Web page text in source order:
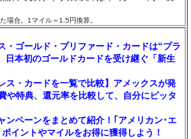
場合。1マイル＝1.5円換算。
・ゴールド・プリファード・カードは“プラ
日本初のゴールドカードを受け継ぐ「新生
ス・カードを一覧で比較】アメックスが発
や特典、還元率を比較して、自分にピッタ
ンペーンをまとめて紹介！｢アメリカン･エ
イントやマイルをお得に獲得しよう！